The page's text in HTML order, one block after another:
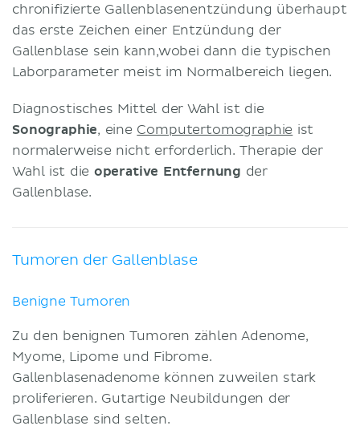
chronifizierte Gallenblasenentzündung überhaupt
das erste Zeichen einer Entzündung der
Gallenblase sein kann,wobei dann die typischen
Laborparameter meist im Normalbereich liegen.
Diagnostisches Mittel der Wahl ist die
Sonographie, eine Computertomographie ist
normalerweise nicht erforderlich. Therapie der
Wahl ist die operative Entfernung der
Gallenblase.
Tumoren der Gallenblase
Benigne Tumoren
Zu den benignen Tumoren zählen Adenome,
Myome, Lipome und Fibrome.
Gallenblasenadenome können zuweilen stark
proliferieren. Gutartige Neubildungen der
Gallenblase sind selten.